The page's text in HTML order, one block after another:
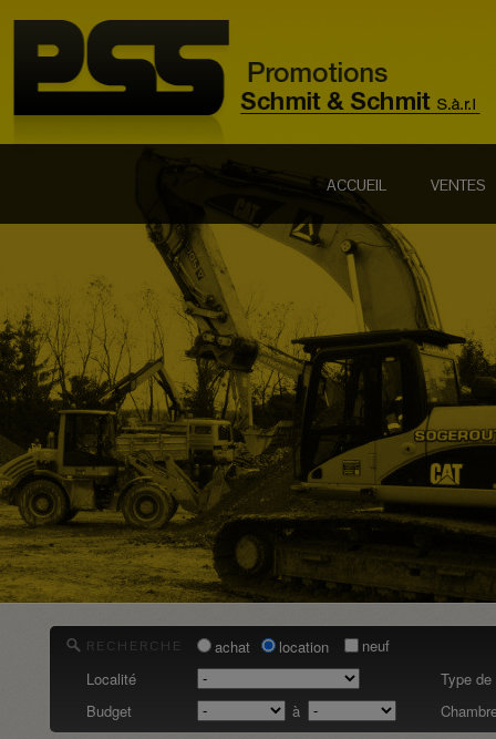
ACCUEIL VENTES
RECHERCHE achat location
neuf
Localité
Type de
Budget
à